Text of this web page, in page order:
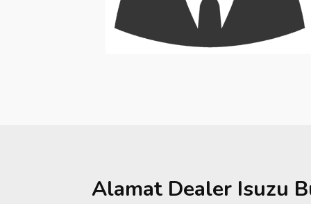
Alamat Dealer Isuzu